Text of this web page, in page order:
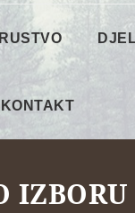
KONTAKT